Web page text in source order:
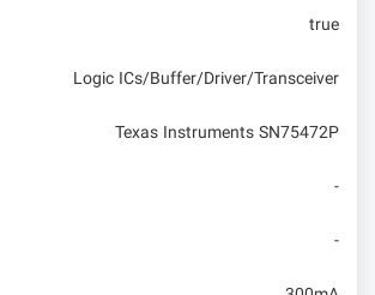
true
Logic ICs/Buffer/Driver/Transceiver
Texas Instruments SN75472P
-
-